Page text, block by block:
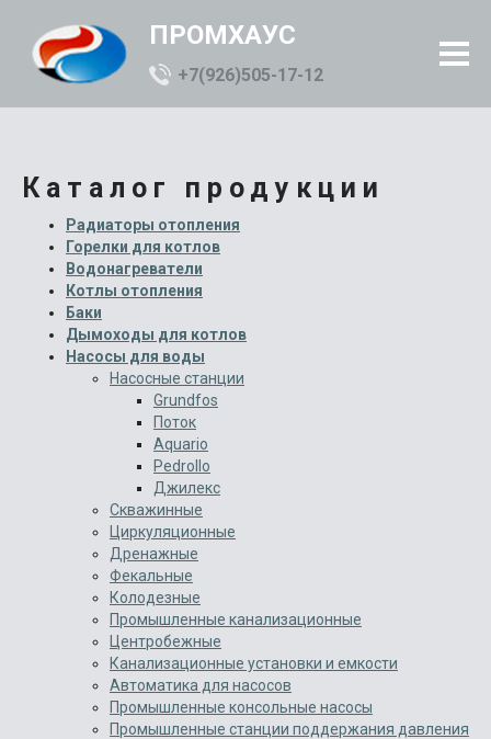
ПРОМХАУС
+7(926)505-17-12
Каталог продукции
Радиаторы отопления
Горелки для котлов
Водонагреватели
Котлы отопления
Баки
Дымоходы для котлов
Насосы для воды
Насосные станции
Grundfos
Поток
Aquario
Pedrollo
Джилекс
Скважинные
Циркуляционные
Дренажные
Фекальные
Колодезные
Промышленные канализационные
Центробежные
Канализационные установки и емкости
Автоматика для насосов
Промышленные консольные насосы
Промышленные станции поддержания давления